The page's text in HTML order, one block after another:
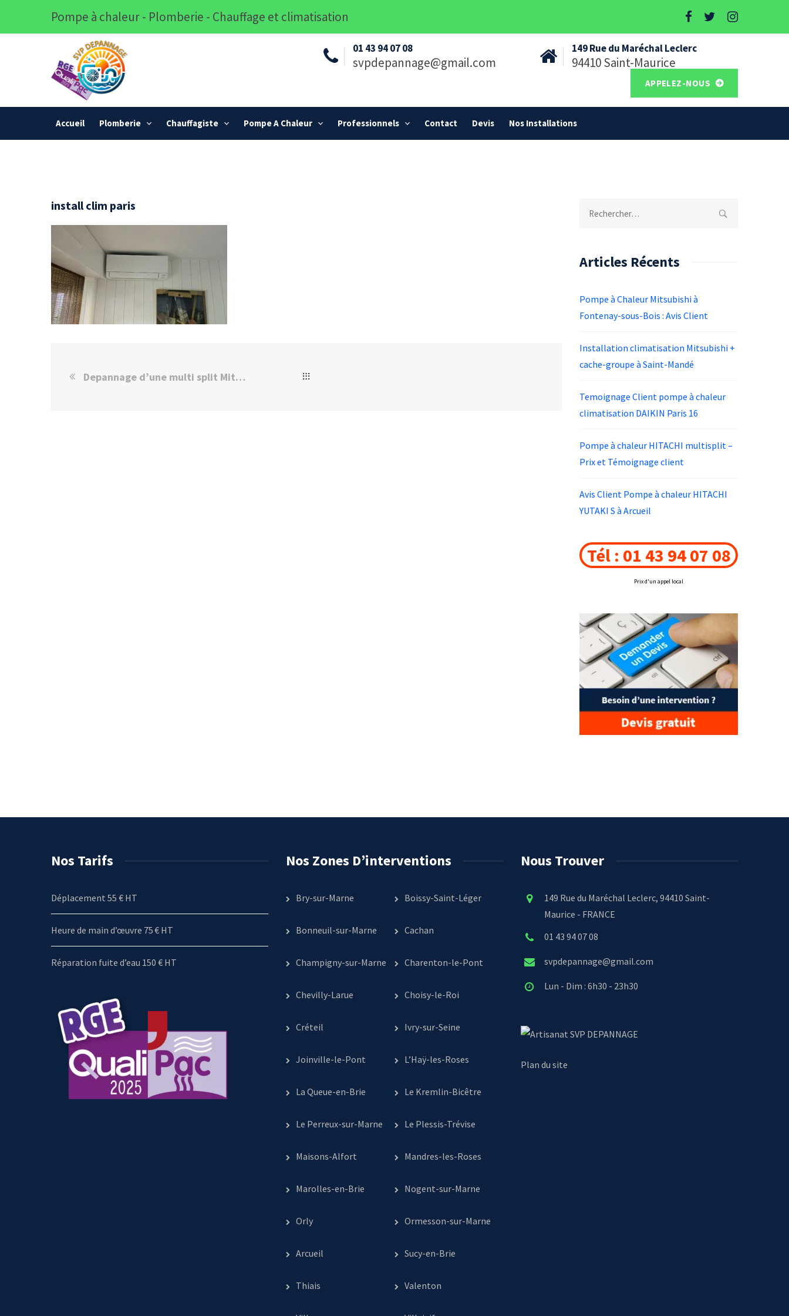
Pompe à chaleur - Plomberie - Chauffage et climatisation
01 43 94 07 08
svpdepannage@gmail.com
149 Rue du Maréchal Leclerc
94410 Saint-Maurice
APPELEZ-NOUS
Accueil Plomberie Chauffagiste Pompe A Chaleur Professionnels Contact Devis Nos Installations
install clim paris
Depannage d’une multi split Mitsubishi à Paris 75015
Rechercher :
Articles Récents
Pompe à Chaleur Mitsubishi à
Fontenay-sous-Bois : Avis Client
Installation climatisation Mitsubishi +
cache-groupe à Saint-Mandé
Temoignage Client pompe à chaleur
climatisation DAIKIN Paris 16
Pompe à chaleur HITACHI multisplit –
Prix et Témoignage client
Avis Client Pompe à chaleur HITACHI
YUTAKI S à Arcueil
Tél : 01 43 94 07 08
Prix d'un appel local
Nos Tarifs
Déplacement 55 € HT
Heure de main d’œuvre 75 € HT
Réparation fuite d’eau 150 € HT
Nos Zones D’interventions
Bry-sur-Marne Boissy-Saint-Léger
Bonneuil-sur-Marne Cachan
Champigny-sur-Marne Charenton-le-Pont
Chevilly-Larue Choisy-le-Roi
Créteil Ivry-sur-Seine
Joinville-le-Pont L’Haÿ-les-Roses
La Queue-en-Brie Le Kremlin-Bicêtre
Le Perreux-sur-Marne Le Plessis-Trévise
Maisons-Alfort Mandres-les-Roses
Marolles-en-Brie Nogent-sur-Marne
Orly Ormesson-sur-Marne
Arcueil Sucy-en-Brie
Thiais Valenton
Nous Trouver
149 Rue du Maréchal Leclerc, 94410 Saint-
Maurice - FRANCE
01 43 94 07 08
svpdepannage@gmail.com
Lun - Dim : 6h30 - 23h30
SVP DEPANNAGE
Plan du site